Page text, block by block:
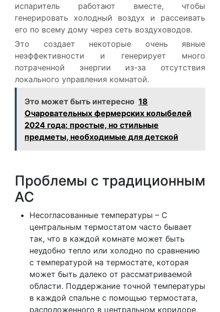
испаритель работают вместе, чтобы
генерировать холодный воздух и рассеивать
его по всему дому через сеть воздуховодов.
Это создает некоторые очень явные
неэффективности и генерирует много
потраченной энергии из-за отсутствия
локального управления комнатой.
Это может быть интересно 18
Очаровательных фермерских колыбелей
2024 года: простые, но стильные
предметы, необходимые для детской
Проблемы с традиционным
AC
Несогласованные температуры – С
центральным термостатом часто бывает
так, что в каждой комнате может быть
неудобно тепло или холодно по сравнению
с температурой на термостате, которая
может быть далеко от рассматриваемой
области. Поддержание точной температуры
в каждой спальне с помощью термостата,
расположенного в центральном коридоре,